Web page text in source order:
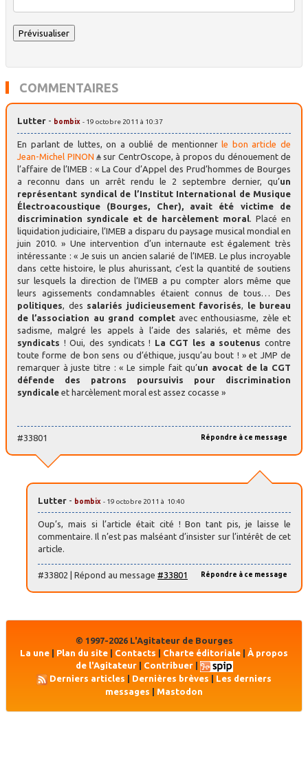
COMMENTAIRES
Lutter - bombix - 19 octobre 2011 à 10:37
En parlant de luttes, on a oublié de mentionner le bon article de
Jean-Michel PINON
sur CentrOscope, à propos du dénouement de
l’affaire de l’IMEB : « La Cour d’Appel des Prud’hommes de Bourges
a reconnu dans un arrêt rendu le 2 septembre dernier, qu’un
représentant syndical de l’Institut International de Musique
Électroacoustique (Bourges, Cher), avait été victime de
discrimination syndicale et de harcèlement moral. Placé en
liquidation judiciaire, l’IMEB a disparu du paysage musical mondial en
juin 2010. » Une intervention d’un internaute est également très
intéressante : « Je suis un ancien salarié de l’IMEB. Le plus incroyable
dans cette histoire, le plus ahurissant, c’est la quantité de soutiens
sur lesquels la direction de l’IMEB a pu compter alors même que
leurs agissements condamnables étaient connus de tous… Des
politiques, des salariés judicieusement favorisés,
le bureau
de l’association au grand completavec enthousiasme, zèle et
sadisme, malgré les appels à l’aide des salariés, et même des
syndicats ! Oui, des syndicats ! La CGT les a soutenus contre
toute forme de bon sens ou d’éthique, jusqu’au bout ! » et JMP de
remarquer à juste titre : « Le simple fait qu’un avocat de la CGT
défende des patrons poursuivis pour discrimination
syndicale et harcèlement moral est assez cocasse »
Répondre à ce message
#33801
Lutter - bombix - 19 octobre 2011 à 10:40
Oup’s, mais si l’article était cité ! Bon tant pis, je laisse le
commentaire. Il n’est pas malséant d’insister sur l’intérêt de cet
article.
Répondre à ce message
#33802 | Répond au message #33801
© 1997-2026 L'Agitateur de Bourges
La une
Plan du site Contacts Charte éditoriale
À propos
de l'Agitateur| Contribuer|
Derniers articles
Dernières brèves
Les derniers
messages | Mastodon